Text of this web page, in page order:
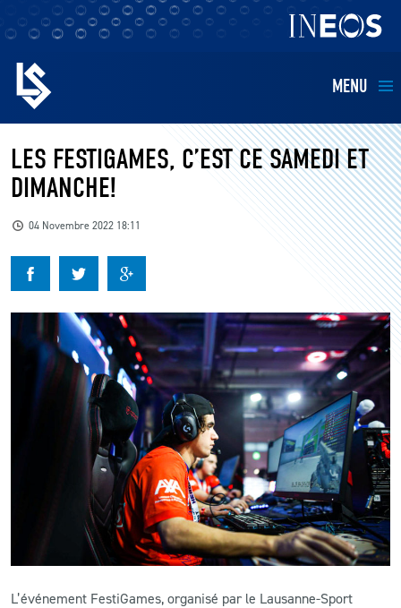
MENU
EQUIPES
BILLETTERIE
KIDS
BUSINESS
RESTAURATION
LES FESTIGAMES, C’EST CE SAMEDI ET
DIMANCHE!
04 Novembre 2022 18:11
L’événement FestiGames, organisé par le Lausanne-Sport